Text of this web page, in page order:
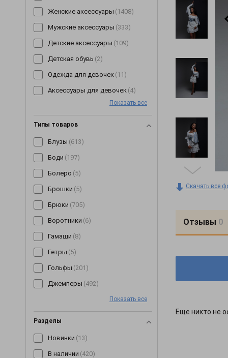
Женские аксессуары (1408)
Мужские аксессуары (333)
Детские аксессуары (109)
Детская обувь (2)
Одежда для девочек (11)
Аксессуары для девочек (4)
Показать все
Типы товаров
Блузы (613)
Боди (197)
Болеро (5)
Брошки (5)
Брюки (705)
Воротники (6)
Гамаши (8)
Гетры (5)
Гольфы (201)
Джемперы (492)
Показать все
Разделы
Новинки (13)
В наличии (420)
Скачать все
Отзывы 0
Еще никто не